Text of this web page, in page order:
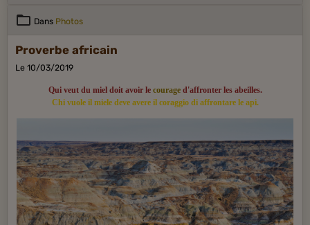
Dans Photos
Proverbe africain
Le 10/03/2019
Qui veut du miel doit avoir le couraged'affronter les abeilles.
Chi vuole il miele deve avere il coraggio di affrontare le api.